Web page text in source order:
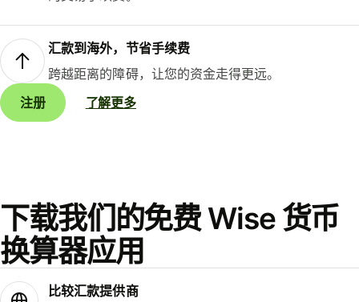
汇款到海外，节省手续费
跨越距离的障碍，让您的资金走得更远。
注册
了解更多
下载我们的免费 Wise 货币
换算器应用
比较汇款提供商